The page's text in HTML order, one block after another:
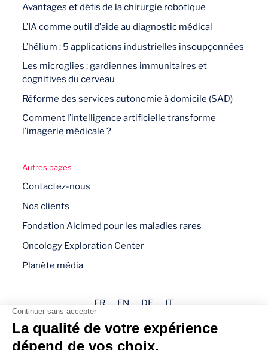
Avantages et défis de la chirurgie robotique
L’IA comme outil d’aide au diagnostic médical
L’hélium : 5 applications industrielles insoupçonnées
Les microglies : gardiennes immunitaires et
cognitives du cerveau
Réforme des services autonomie à domicile (SAD)
Comment l’intelligence artificielle transforme
l’imagerie médicale ?
Autres pages
Contactez-nous
Nos clients
Fondation Alcimed pour les maladies rares
Oncology Exploration Center
Planète média
FR EN DE IT